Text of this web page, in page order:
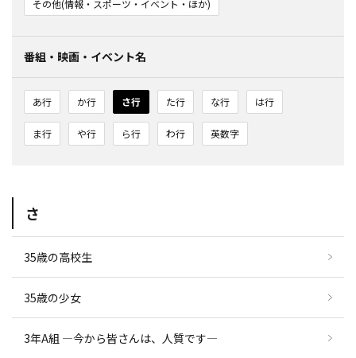
その他(情報・スポーツ・イベント・ほか)
番組・映画・イベント名
あ行 か行 さ行 た行 な行 は行
ま行 や行 ら行 わ行 英数字
さ
35歳の高校生
35歳の少女
3年A組 —今から皆さんは、人質です—